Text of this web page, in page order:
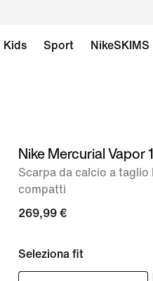
Kids Sport NikeSKIMS
immagine
Nike Mercurial Vapor
Scarpa da calcio a taglio
compatti
269,99 €
Seleziona fit